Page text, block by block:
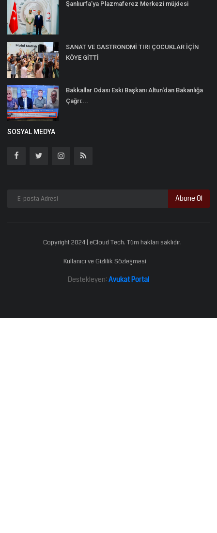
Şanlıurfa’ya Plazmaferez Merkezi müjdesi
SANAT VE GASTRONOMİ TIRI ÇOCUKLAR İÇİN
KÖYE GİTTİ
Bakkallar Odası Eski Başkanı Altun'dan Bakanlığa
Çağrı:...
SOSYAL MEDYA
Abone Ol
Copyright 2024 | eCloud Tech. Tüm hakları saklıdır.
Kullanıcı ve Gizlilik Sözleşmesi
Destekleyen: Avukat Portal